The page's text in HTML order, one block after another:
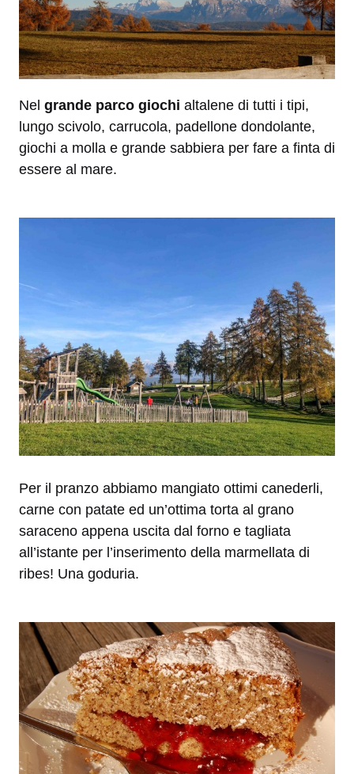
Nel grande parco giochi altalene di tutti i tipi,
lungo scivolo, carrucola, padellone dondolante,
giochi a molla e grande sabbiera per fare a finta di
essere al mare.
Per il pranzo abbiamo mangiato ottimi canederli,
carne con patate ed un’ottima torta al grano
saraceno appena uscita dal forno e tagliata
all’istante per l’inserimento della marmellata di
ribes! Una goduria.